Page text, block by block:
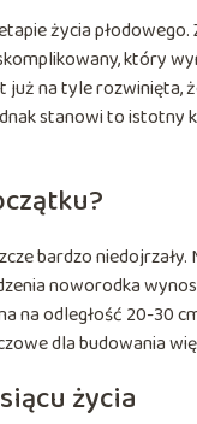
życia płodowego.
który
na tyle rozwinięta,
stanowi to istotny
bardzo
noworodka
na odległość 20-30
dla budowania
życia